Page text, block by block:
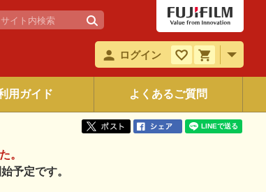
ログイン
用ガイド よくあるご質問
。
予定です。